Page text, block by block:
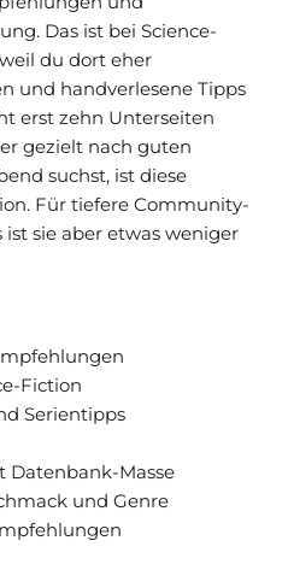
Das ist bei Science-
du dort eher
und handverlesene Tipps
erst zehn Unterseiten
gezielt nach guten
suchst, ist diese
Für tiefere Community-
sie aber etwas weniger
Fiction
Serientipps
Datenbank-Masse
und Genre